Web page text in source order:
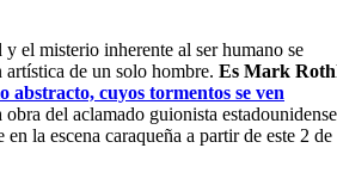
el misterio inherente al ser humano se
de un solo hombre. Es Mark
abstracto, cuyos tormentos se ven
obra del aclamado guionista estadounidense
en la escena caraqueña a partir de este 2 de